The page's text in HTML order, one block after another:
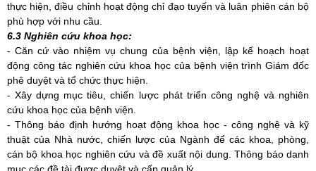
thực hiện, điều chỉnh hoạt động chỉ đạo tuyến và luân phiên cán bộ
phù hợp với nhu cầu.
6.3 Nghiên cứu khoa học:
-Căn cứ vào nhiệm vụ chung của bệnh viện, lập kế hoạch hoạt
động công tác nghiên cứu khoa học của bệnh viện trình Giám đốc
phê duyệt và tổ chức thực hiện.
- Xây dựng mục tiêu, chiến lược phát triển công nghệ và nghiên
cứu khoa học của bệnh viện.
- Thông báo định hướng hoạt động khoa học - công nghệ và kỹ
thuật của Nhà nước, chiến lược của Ngành để các khoa, phòng,
cán bộ khoa học nghiên cứu và đề xuất nội dung. Thông báo danh